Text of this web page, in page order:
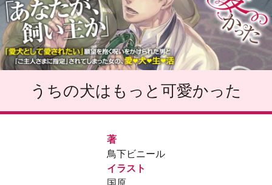
うちの犬はもっと可愛かった
著
鳥下ビニール
イラスト